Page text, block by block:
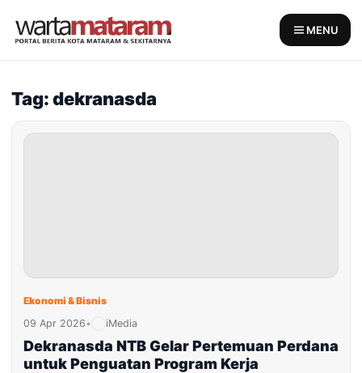
MENU
Tag: dekranasda
Ekonomi & Bisnis
09 Apr 2026• iMedia
Dekranasda NTB Gelar Pertemuan Perdana
untuk Penguatan Program Kerja